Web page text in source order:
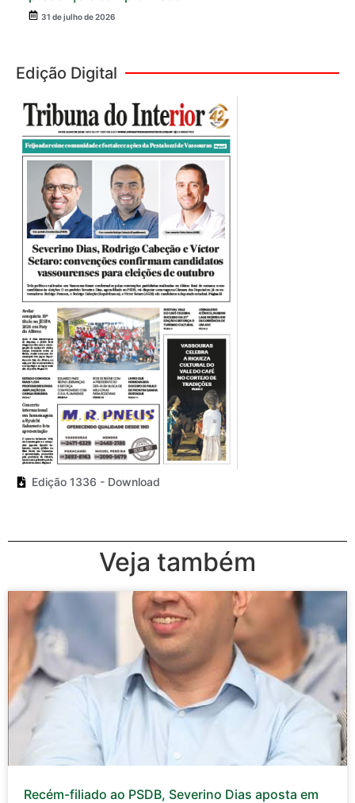
31 de julho de 2026
Edição Digital
Edição 1336 - Download
Veja também
Recém-filiado ao PSDB, Severino Dias aposta em